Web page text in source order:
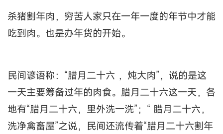
杀猪割年肉，穷苦人家只在一年一度的年节中才能
吃到肉。也是办年货的开始。
民间谚语称：“腊月二十六 ，炖大肉”，说的是这
一天主要筹备过年的肉食。腊月二十六这一天，各
地有“腊月二十六，里外洗一洗”；“ 腊月二十六，
洗净禽畜屋”之说，民间还流传着“腊月二十六割年